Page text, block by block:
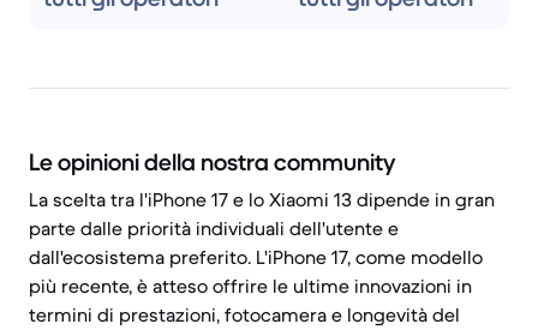
Le opinioni della nostra community
La scelta tra l'iPhone 17 e lo Xiaomi 13 dipende in gran
parte dalle priorità individuali dell'utente e
dall'ecosistema preferito. L'iPhone 17, come modello
più recente, è atteso offrire le ultime innovazioni in
termini di prestazioni, fotocamera e longevità del